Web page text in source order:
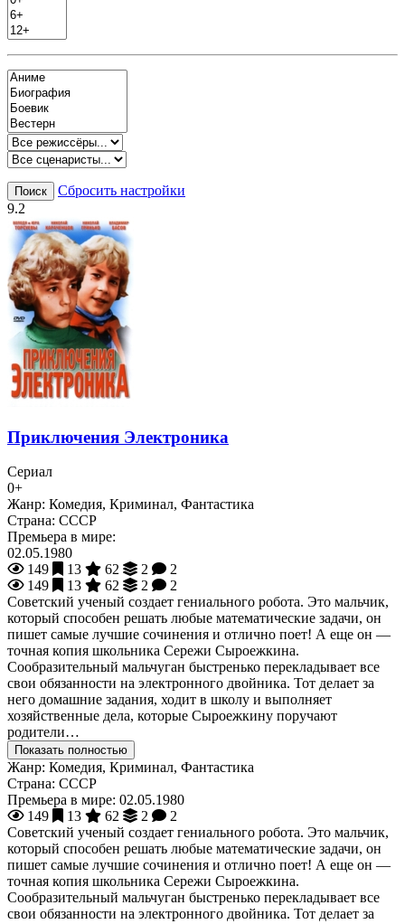
Поиск
Сбросить настройки
9.2
Приключения Электроника
Сериал
0+
Жанр: Комедия, Криминал, Фантастика
Страна: СССР
Премьера в мире:
02.05.1980
149
13 62 2
2
149
13 62 2
2
Советский ученый создает гениального робота. Это мальчик,
который способен решать любые математические задачи, он
пишет самые лучшие сочинения и отлично поет! А еще он —
точная копия школьника Сережи Сыроежкина.
Сообразительный мальчуган быстренько перекладывает все
свои обязанности на электронного двойника. Тот делает за
него домашние задания, ходит в школу и выполняет
хозяйственные дела, которые Сыроежкину поручают
родители…
Показать полностью
Жанр: Комедия, Криминал, Фантастика
Страна: СССР
Премьера в мире: 02.05.1980
149
13 62 2
2
Советский ученый создает гениального робота. Это мальчик,
который способен решать любые математические задачи, он
пишет самые лучшие сочинения и отлично поет! А еще он —
точная копия школьника Сережи Сыроежкина.
Сообразительный мальчуган быстренько перекладывает все
свои обязанности на электронного двойника. Тот делает за